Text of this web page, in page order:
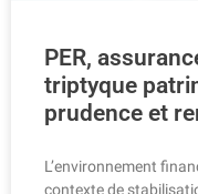
PER,
triptyque
prudence et
L’environnement
contexte de